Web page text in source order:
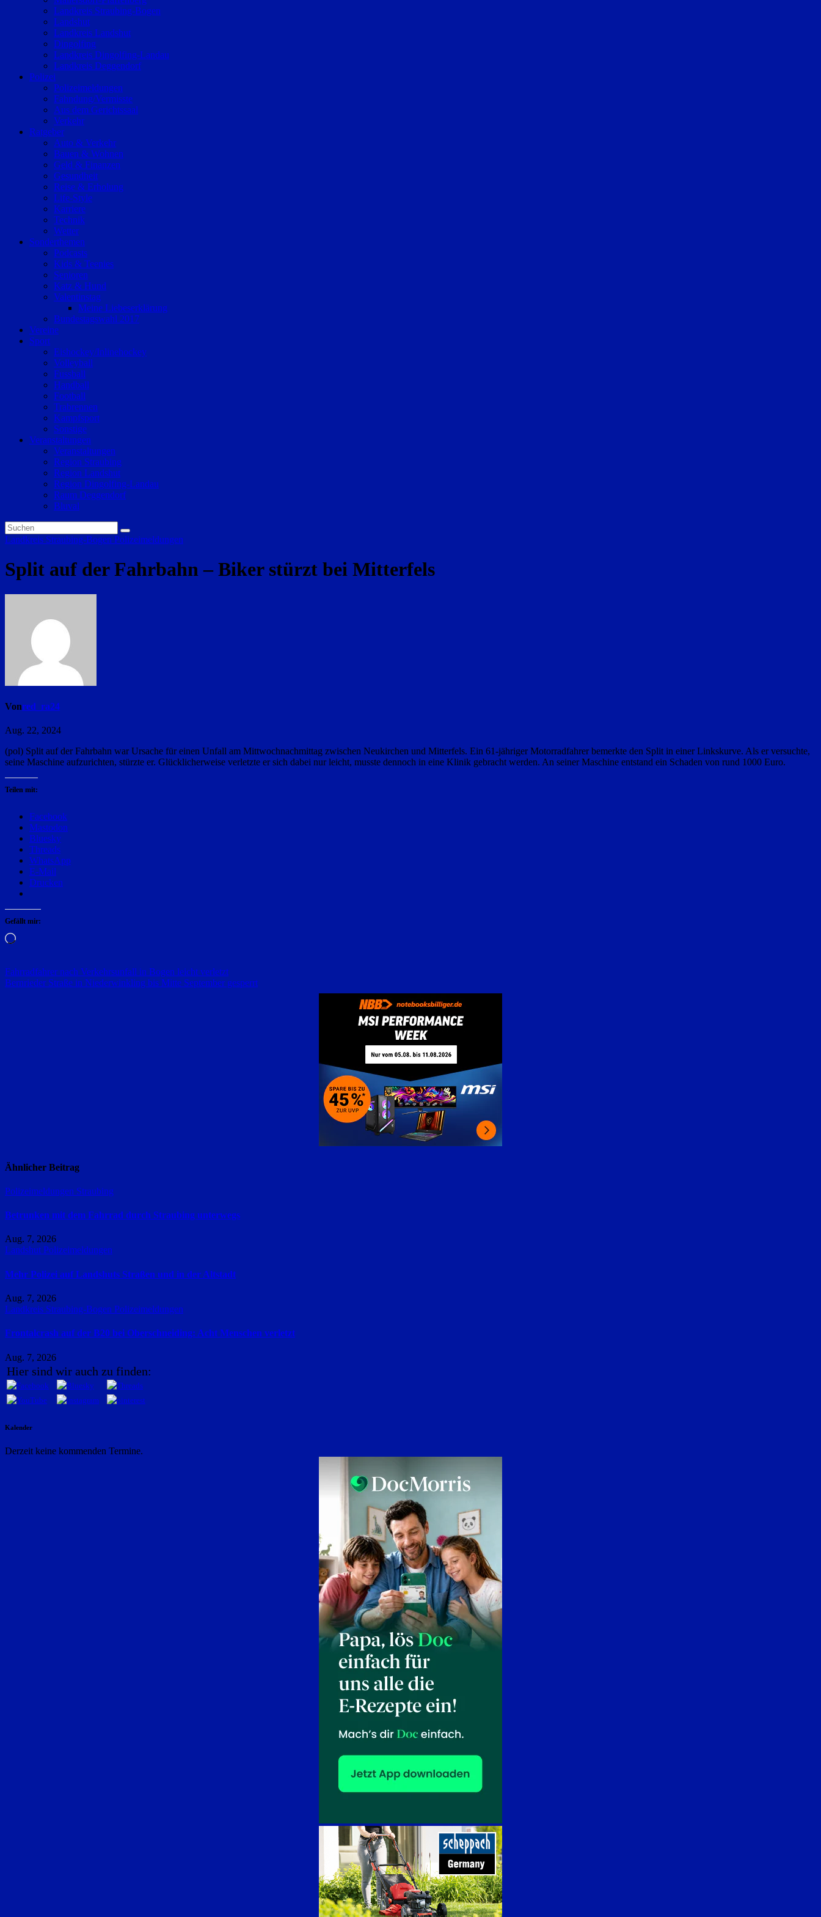
Landkreis Straubing-Bogen
Landshut
Landkreis Landshut
Dingolfing
Landkreis Dingolfing-Landau
Landkreis Deggendorf
Polizei
Polizeimeldungen
Fahndung/Vermisste
Aus dem Gerichtssaal
Verkehr
Ratgeber
Auto & Verkehr
Bauen & Wohnen
Geld & Finanzen
Gesundheit
Reise & Erholung
Life-Style
Karriere
Technik
Wetter
Sonderthemen
Podcasts
Kids & Teenies
Senioren
Katz & Hund
Valentinstag
Meine Liebeserklärung
Bundestagswahl 2017
Vereine
Sport
Eishockey/Inlinehockey
Volleyball
Fussball
Handball
Football
Trabrennen
Kampfsport
Sonstige
Veranstaltungen
Veranstaltungen
Region Straubing
Region Landshut
Region Dingolfing-Landau
Raum Deggendorf
Bluval
Landkreis Straubing-Bogen Polizeimeldungen
Split auf der Fahrbahn – Biker stürzt bei Mitterfels
Vonred_ra24
Aug. 22, 2024
(pol) Split auf der Fahrbahn war Ursache für einen Unfall am Mittwochnachmittag zwischen Neukirchen und Mitterfels. Ein 61-jähriger Motorradfahrer bemerkte den Split in einer Linkskurve. Als er versuchte,
seine Maschine aufzurichten, stürzte er. Glücklicherweise verletzte er sich dabei nur leicht, musste dennoch in eine Klinik gebracht werden. An seiner Maschine entstand ein Schaden von rund 1000 Euro.
Teilen mit:
Facebook
Mastodon
Bluesky
Threads
WhatsApp
E-Mail
Drucken
Gefällt mir:
Wird
Beitragsnavigation
Fahrradfahrer nach Verkehrsunfall in Bogen leicht verletzt
Bernrieder Straße in Niederwinkling bis Mitte September gesperrt
Ähnlicher Beitrag
Polizeimeldungen Straubing
Betrunken mit dem Fahrrad durch Straubing unterwegs
Aug. 7, 2026
Landshut Polizeimeldungen
Mehr Polizei auf Landshuts Straßen und in der Altstadt
Aug. 7, 2026
Landkreis Straubing-Bogen Polizeimeldungen
Frontalcrash auf der B20 bei Oberschneiding: Acht Menschen verletzt
Aug. 7, 2026
Hier sind wir auch zu finden:
Kalender
Derzeit keine kommenden Termine.